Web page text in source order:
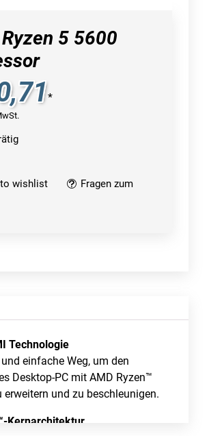
5 5600
*
wishlist
Fragen zum
Technologie
einfache Weg, um den
Desktop-PC mit AMD Ryzen™
erweitern und zu beschleunigen.
Kernarchitektur